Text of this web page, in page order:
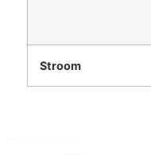
Stroom